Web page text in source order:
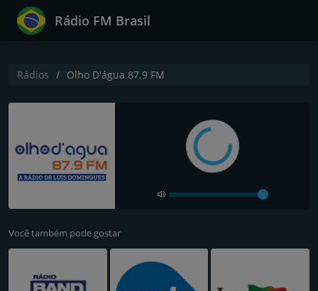
Rádio FM Brasil
Rádios Olho D'água 87.9 FM
Você também pode gostar